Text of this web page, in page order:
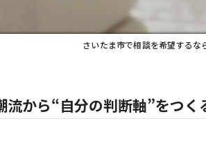
さいたま市で相談を希望するな
から“自分の判断軸”をつく